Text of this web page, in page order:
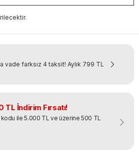
vade farksız 4 taksit! Aylık 799 TL
İndirim Fırsatı!
ile 5.000 TL ve üzerine 500 TL